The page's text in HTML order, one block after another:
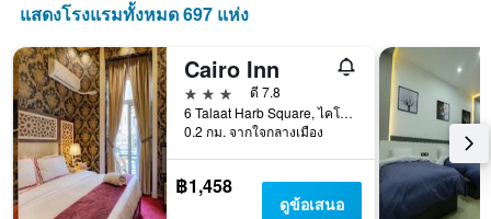
แสดงโรงแรมทั้งหมด 697 แห่ง
Cairo Inn
3 ดาว
ดี 7.8
6 Talaat Harb Square, ไคโร, อียิปต์
0.2 กม. จากใจกลางเมือง
฿1,458
ดูข้อเสนอ